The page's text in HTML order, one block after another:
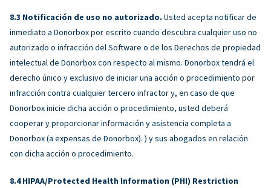
Notificación de uso no autorizado. Usted acepta notificar de
inmediato a Donorbox por escrito cuando descubra cualquier uso no
autorizado o infracción del Software o de los Derechos de propiedad
intelectual de Donorbox con respecto al mismo. Donorbox tendrá el
derecho único y exclusivo de iniciar una acción o procedimiento por
infracción contra cualquier tercero infractor y, en caso de que
Donorbox inicie dicha acción o procedimiento, usted deberá
cooperar y proporcionar información y asistencia completa a
Donorbox (a expensas de Donorbox). ) y sus abogados en relación
con dicha acción o procedimiento.
HIPAA/Protected Health Information (PHI) Restriction